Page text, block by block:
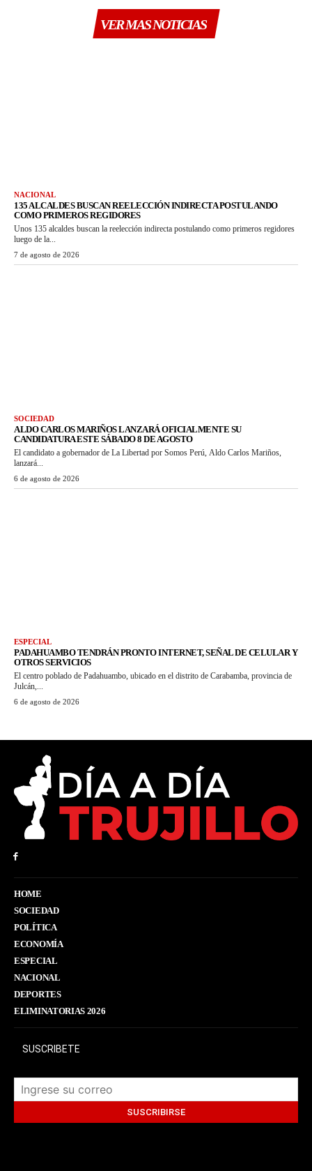
VER MAS NOTICIAS
NACIONAL
135 ALCALDES BUSCAN REELECCIÓN INDIRECTA POSTULANDO
COMO PRIMEROS REGIDORES
Unos 135 alcaldes buscan la reelección indirecta postulando como primeros regidores
luego de la...
7 de agosto de 2026
SOCIEDAD
ALDO CARLOS MARIÑOS LANZARÁ OFICIALMENTE SU
CANDIDATURA ESTE SÁBADO 8 DE AGOSTO
El candidato a gobernador de La Libertad por Somos Perú, Aldo Carlos Mariños,
lanzará...
6 de agosto de 2026
ESPECIAL
PADAHUAMBO TENDRÁN PRONTO INTERNET, SEÑAL DE CELULAR Y
OTROS SERVICIOS
El centro poblado de Padahuambo, ubicado en el distrito de Carabamba, provincia de
Julcán,...
6 de agosto de 2026
HOME
SOCIEDAD
POLÍTICA
ECONOMÍA
ESPECIAL
NACIONAL
DEPORTES
ELIMINATORIAS 2026
SUSCRIBETE